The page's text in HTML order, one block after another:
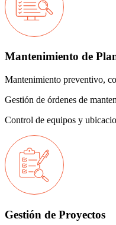
Mantenimiento de
Mantenimiento preventivo,
Gestión de órdenes de
Control de equipos y
Gestión de Proyectos